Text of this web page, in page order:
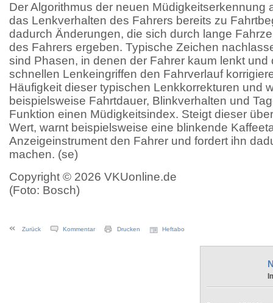
Der Algorithmus der neuen Müdigkeitser­kennung
das Lenkverhalten des Fahrers bereits zu
dadurch Änderungen, die sich durch lange
des Fahrers ergeben. Typische Zeichen
sind Phasen, in denen der Fahrer kaum lenkt und
schnellen Lenkeingriffen den Fahrverlauf
Häufigkeit dieser typischen Lenkkorrekturen und
beispielsweise Fahrt­dauer, Blinkverhalten und
Funktion einen Müdig­keitsindex. Steigt dieser
Wert, warnt beispielsweise eine blinkende
Anzeigeinstrument den Fahrer und fordert ihn
machen. (se)
Copyright © 2026 VKUonline.de
(Foto: Bosch)
Zurück Kommentar Drucken Heftabo